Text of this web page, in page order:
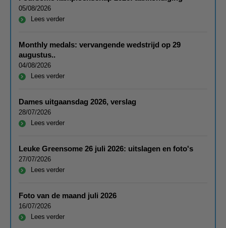
05/08/2026
Lees verder
Monthly medals: vervangende wedstrijd op 29
augustus..
04/08/2026
Lees verder
Dames uitgaansdag 2026, verslag
28/07/2026
Lees verder
Leuke Greensome 26 juli 2026: uitslagen en foto's
27/07/2026
Lees verder
Foto van de maand juli 2026
16/07/2026
Lees verder